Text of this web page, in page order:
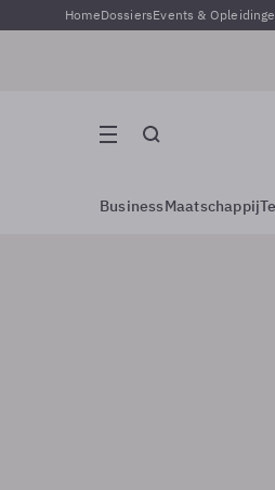
HomeDossiersEvents &
BusinessMaatschappij